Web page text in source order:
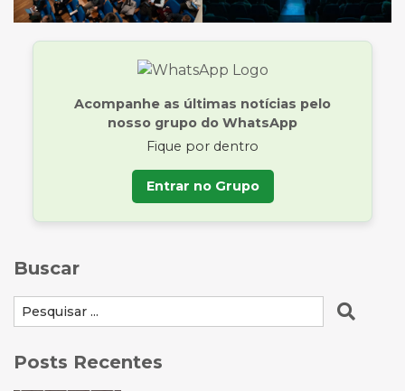
Acompanhe as últimas notícias pelo
nosso grupo do WhatsApp
Fique por dentro
Entrar no Grupo
Buscar
Posts Recentes